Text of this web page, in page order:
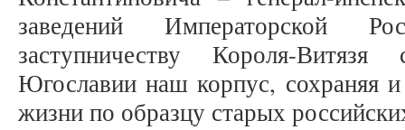
заведений Императорской
заступничеству Короля-
Югославии наш корпус, сохраняя
жизни по образцу старых